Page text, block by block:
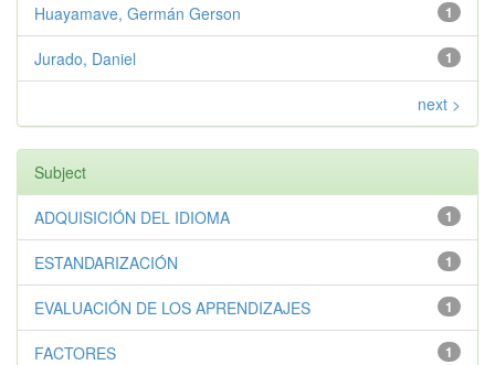
1
Huayamave, Germán Gerson
1
Jurado, Daniel
next >
Subject
1
ADQUISICIÓN DEL IDIOMA
1
ESTANDARIZACIÓN
1
EVALUACIÓN DE LOS APRENDIZAJES
1
FACTORES